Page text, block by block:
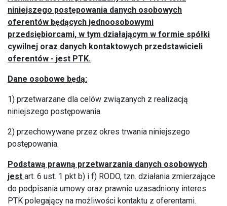
niniejszego postępowania danych osobowych
oferentów będących jednoosobowymi
przedsiębiorcami, w tym działającym w formie spółki
cywilnej oraz danych kontaktowych przedstawicieli
oferentów - jest PTK.
Dane osobowe będą:
1) przetwarzane dla celów związanych z realizacją
niniejszego postępowania.
2) przechowywane przez okres trwania niniejszego
postępowania.
Podstawą prawną przetwarzania danych osobowych
jest art. 6 ust. 1 pkt b) i f) RODO, tzn. działania zmierzające
do podpisania umowy oraz prawnie uzasadniony interes
PTK polegający na możliwości kontaktu z oferentami.